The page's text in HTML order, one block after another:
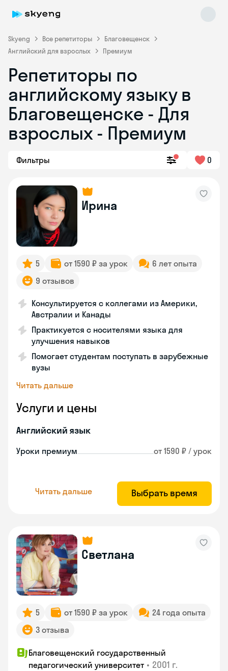
Skyeng Все репетиторы
Благовещенск
Английский для взрослых
Премиум
Репетиторы по
английскому языку в
Благовещенске - Для
взрослых - Премиум
Фильтры 0
Ирина
5 от 1590 ₽ за урок
6 лет опыта
9 отзывов
Консультируется с коллегами из Америки,
Австралии и Канады
Практикуется с носителями языка для
улучшения навыков
Помогает студентам поступать в зарубежные
вузы
Читать дальше
Услуги и цены
Английский язык
Уроки премиум от 1590 ₽ / урок
Читать дальше Выбрать время
Светлана
5 от 1590 ₽ за урок
24 года опыта
3 отзыва
Благовещенский государственный
педагогический университет • 2001 г.
Skyeng Chat